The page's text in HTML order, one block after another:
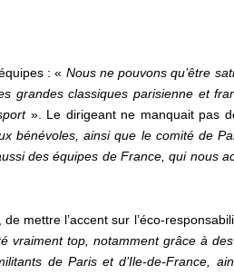
: « Nous ne pouvons qu’être
grandes classiques parisienne et
». Le dirigeant ne manquait pas
bénévoles, ainsi que le comité de
des équipes de France, qui nous
mettre l’accent sur l’éco-
vraiment top, notamment grâce à
de Paris et d’Ile-de-France,